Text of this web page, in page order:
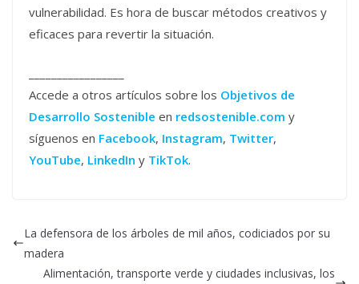
vulnerabilidad. Es hora de buscar métodos creativos y
eficaces para revertir la situación.
Accede a otros artículos sobre los Objetivos de
Desarrollo Sostenible en redsostenible.com y
síguenos en Facebook, Instagram, Twitter,
YouTube, LinkedIn y TikTok.
La defensora de los árboles de mil años, codiciados por su
madera
Alimentación, transporte verde y ciudades inclusivas, los